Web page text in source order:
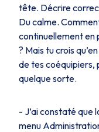
tête. Décrire
Du calme.
continuellement en
? Mais tu crois
de tes coéquipiers,
quelque sorte.
- J’ai constaté que
menu